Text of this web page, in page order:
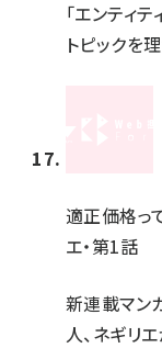
「エンティテ
トピックを
適正価格っ
エ・第1話
新連載マン
人、ネギリ